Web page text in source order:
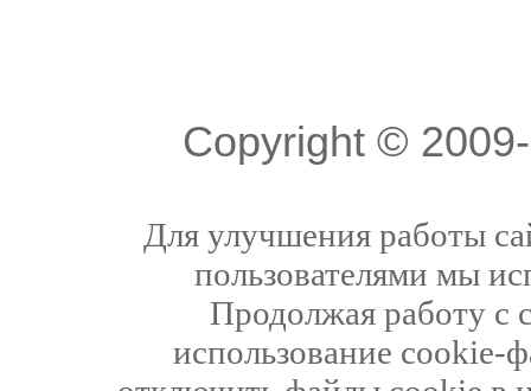
Copyright ©
Для улучшения работы
пользователями мы
Продолжая работу с
использование cookie-